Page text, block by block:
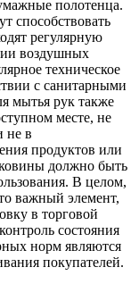
полотенца.
способствовать
регулярную
воздушных
техническое
с санитарными
мытья рук также
месте, не
не в
продуктов или
должно быть
В целом,
важный элемент,
в торговой
состояния
норм являются
покупателей.